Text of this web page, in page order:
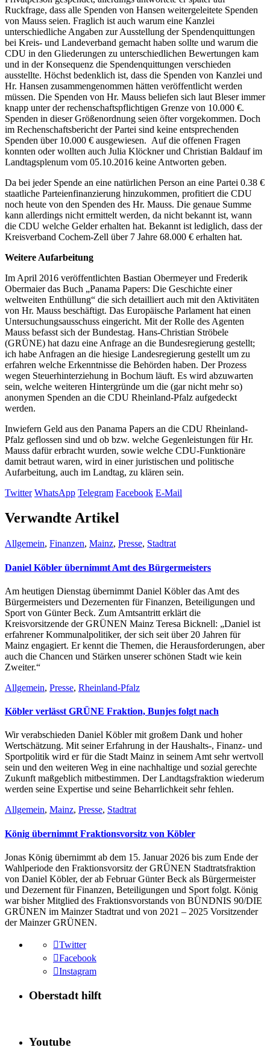
Ruckfrage, dass alle Spenden von Hansen weitergeleitete Spenden
von Mauss seien. Fraglich ist auch warum eine Kanzlei
unterschiedliche Angaben zur Ausstellung der Spendenquittungen
bei Kreis- und Landeverband gemacht haben sollte und warum die
CDU in den Gliederungen zu unterschiedlichen Bewertungen kam
und in der Konsequenz die Spendenquittungen verschieden
ausstellte. Höchst bedenklich ist, dass die Spenden von Kanzlei und
Hr. Hansen zusammengenommen hätten veröffentlicht werden
müssen. Die Spenden von Hr. Mauss beliefen sich laut Bleser immer
knapp unter der rechenschaftspflichtigen Grenze von 10.000 €.
Spenden in dieser Größenordnung seien öfter vorgekommen. Doch
im Rechenschaftsbericht der Partei sind keine entsprechenden
Spenden über 10.000 € ausgewiesen. Auf die offenen Fragen
konnten oder wollten auch Julia Klöckner und Christian Baldauf im
Landtagsplenum vom 05.10.2016 keine Antworten geben.
Da bei jeder Spende an eine natürlichen Person an eine Partei 0.38 €
staatliche Parteienfinanzierung hinzukommen, profitiert die CDU
noch heute von den Spenden des Hr. Mauss. Die genaue Summe
kann allerdings nicht ermittelt werden, da nicht bekannt ist, wann
die CDU welche Gelder erhalten hat. Bekannt ist lediglich, dass der
Kreisverband Cochem-Zell über 7 Jahre 68.000 € erhalten hat.
Weitere Aufarbeitung
Im April 2016 veröffentlichten Bastian Obermeyer und Frederik
Obermaier das Buch „Panama Papers: Die Geschichte einer
weltweiten Enthüllung“ die sich detailliert auch mit den Aktivitäten
von Hr. Mauss beschäftigt. Das Europäische Parlament hat einen
Untersuchungsausschuss eingericht. Mit der Rolle des Agenten
Mauss befasst sich der Bundestag. Hans-Christian Ströbele
(GRÜNE) hat dazu eine Anfrage an die Bundesregierung gestellt;
ich habe Anfragen an die hiesige Landesregierung gestellt um zu
erfahren welche Erkenntnisse die Behörden haben. Der Prozess
wegen Steuerhinterziehung in Bochum läuft. Es wird abzuwarten
sein, welche weiteren Hintergründe um die (gar nicht mehr so)
anonymen Spenden an die CDU Rheinland-Pfalz aufgedeckt
werden.
Inwiefern Geld aus den Panama Papers an die CDU Rheinland-
Pfalz geflossen sind und ob bzw. welche Gegenleistungen für Hr.
Mauss dafür erbracht wurden, sowie welche CDU-Funktionäre
damit betraut waren, wird in einer juristischen und politische
Aufarbeitung, auch im Landtag, zu klären sein.
Twitter WhatsApp Telegram Facebook E-Mail
Verwandte Artikel
Allgemein, Finanzen, Mainz, Presse, Stadtrat
Daniel Köbler übernimmt Amt des Bürgermeisters
Am heutigen Dienstag übernimmt Daniel Köbler das Amt des
Bürgermeisters und Dezernenten für Finanzen, Beteiligungen und
Sport von Günter Beck. Zum Amtsantritt erklärt die
Kreisvorsitzende der GRÜNEN Mainz Teresa Bicknell: „Daniel ist
erfahrener Kommunalpolitiker, der sich seit über 20 Jahren für
Mainz engagiert. Er kennt die Themen, die Herausforderungen, aber
auch die Chancen und Stärken unserer schönen Stadt wie kein
Zweiter.“
Allgemein, Presse, Rheinland-Pfalz
Köbler verlässt GRÜNE Fraktion, Bunjes folgt nach
Wir verabschieden Daniel Köbler mit großem Dank und hoher
Wertschätzung. Mit seiner Erfahrung in der Haushalts-, Finanz- und
Sportpolitik wird er für die Stadt Mainz in seinem Amt sehr wertvoll
sein und den weiteren Weg in eine nachhaltige und sozial gerechte
Zukunft maßgeblich mitbestimmen. Der Landtagsfraktion wiederum
werden seine Expertise und seine Beharrlichkeit sehr fehlen.
Allgemein, Mainz, Presse, Stadtrat
König übernimmt Fraktionsvorsitz von Köbler
Jonas König übernimmt ab dem 15. Januar 2026 bis zum Ende der
Wahlperiode den Fraktionsvorsitz der GRÜNEN Stadtratsfraktion
von Daniel Köbler, der ab Februar Günter Beck als Bürgermeister
und Dezernent für Finanzen, Beteiligungen und Sport folgt. König
war bisher Mitglied des Fraktionsvorstands von BÜNDNIS 90/DIE
GRÜNEN im Mainzer Stadtrat und von 2021 – 2025 Vorsitzender
der Mainzer GRÜNEN.
Twitter
Facebook
Instagram
Oberstadt hilft
Youtube